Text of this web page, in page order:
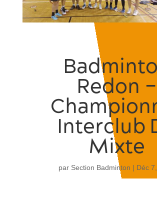
Redon –
Interclub
Mixte
par Section Badminton | Déc